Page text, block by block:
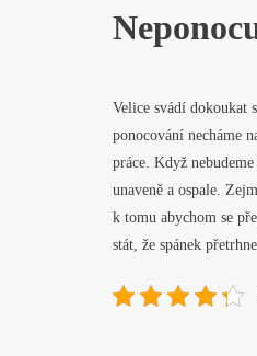
Velice svádí dokoukat
ponocování necháme
práce. Když
unaveně a ospale.
k tomu abychom se
stát, že spánek